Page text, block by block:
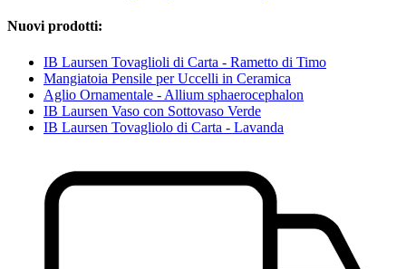
Nuovi prodotti:
IB Laursen Tovaglioli di Carta - Rametto di Timo
Mangiatoia Pensile per Uccelli in Ceramica
Aglio Ornamentale - Allium sphaerocephalon
IB Laursen Vaso con Sottovaso Verde
IB Laursen Tovagliolo di Carta - Lavanda